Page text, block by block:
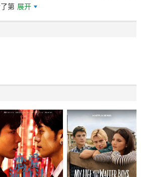
第 展开